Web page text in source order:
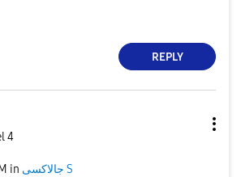
REPLY
4
in جالاكسى S